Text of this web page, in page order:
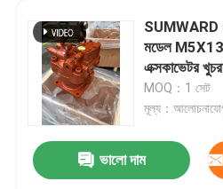
SUMWARD
মডেল
এক্সকাভেটর
01FA2045
MOQ：1 সেট
মূল্য：
ভালো দাম